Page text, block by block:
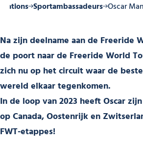
Sportambassadeurs Oscar
Na zijn deelname aan de Freeride
de poort naar de Freeride World
zich nu op het circuit waar de
wereld elkaar tegenkomen.
In de loop van 2023 heeft Oscar
op Canada, Oostenrijk en
FWT-etappes!